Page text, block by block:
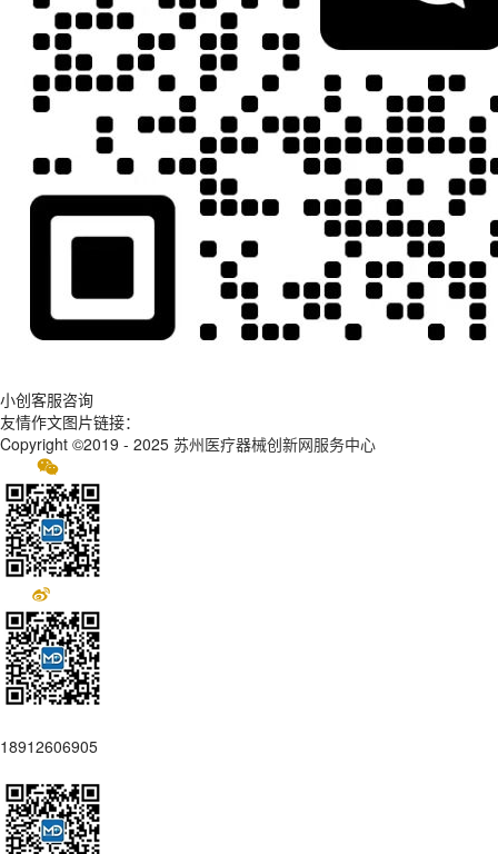
小创客服咨询
友情作文图片链接：
Copyright ©2019 - 2025 苏州医疗器械创新网服务中心
18912606905